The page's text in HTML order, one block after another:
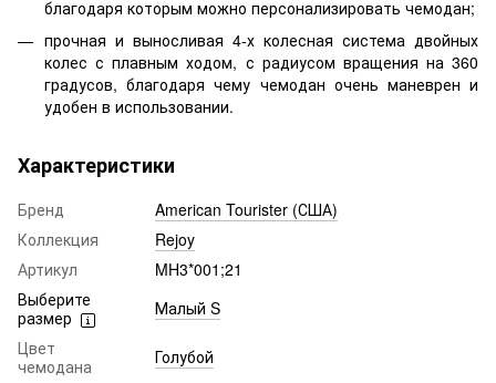
благодаря которым можно персонализировать чемодан;
прочная и выносливая 4-х колесная система двойных
колес с плавным ходом, с радиусом вращения на 360
градусов, благодаря чему чемодан очень маневрен и
удобен в использовании.
Характеристики
Бренд
American Tourister (США)
Коллекция
Rejoy
Артикул
MH3*001;21
Выберите
размер
Малый S
Цвет
чемодана
Голубой